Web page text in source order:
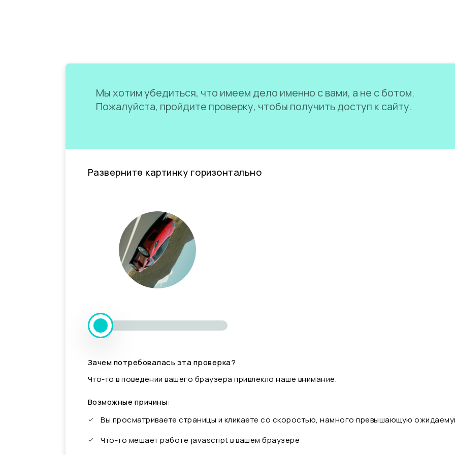
Мы хотим убедиться, что имеем дело именно с вами, а не с ботом.
Пожалуйста, пройдите проверку, чтобы получить доступ к сайту.
Разверните картинку горизонтально
Зачем потребовалась эта проверка?
Что-то в поведении вашего браузера привлекло наше внимание.
Возможные причины:
Вы просматриваете страницы и кликаете со скоростью, намного превышающую
Что-то мешает работе javascript в вашем браузере